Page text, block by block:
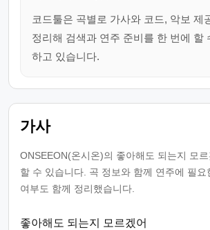
코드툴은 곡별로 가사와 코드, 악보 제
정리해 검색과 연주 준비를 한 번에 할
하고 있습니다.
가사
ONSEEON(온시온)의 좋아해도 되는지 모
할 수 있습니다. 곡 정보와 함께 연주에 필요
여부도 함께 정리했습니다.
좋아해도 되는지 모르겠어